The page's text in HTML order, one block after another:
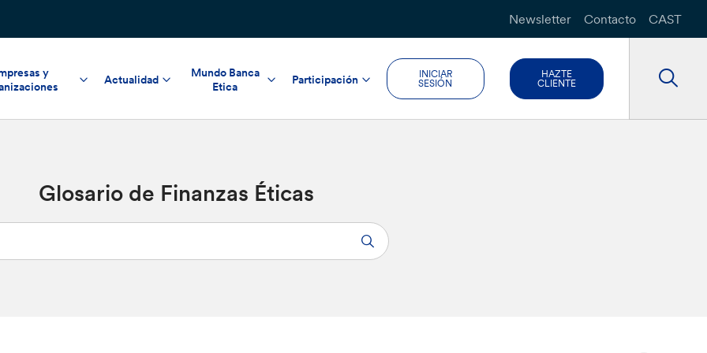
Newsletter Contacto CAST
y
Actualidad
Mundo Banca
Etica
Participación
INICIAR
SESIÓN
HAZTE
CLIENTE
Glosario de Finanzas Éticas